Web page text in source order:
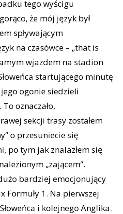
tego wyścigu
że mój język był
spływającym
na czasówce – „that is
wjazdem na stadion
startującego minutę
ogonie siedzieli
oznaczało,
sekcji trasy zostałem
o przesuniecie się
po tym jak znalazłem się
„zającem”.
bardziej emocjonujący
Formuły 1. Na pierwszej
i kolejnego Anglika.